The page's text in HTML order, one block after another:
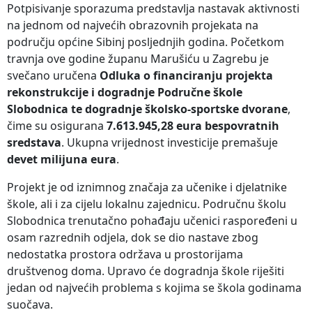
Potpisivanje sporazuma predstavlja nastavak aktivnosti
na jednom od najvećih obrazovnih projekata na
području općine Sibinj posljednjih godina. Početkom
travnja ove godine županu Marušiću u Zagrebu je
svečano uručena Odluka o financiranju projekta
rekonstrukcije i dogradnje Područne škole
Slobodnica te dogradnje školsko-sportske dvorane,
čime su osigurana 7.613.945,28 eura bespovratnih
sredstava. Ukupna vrijednost investicije premašuje
devet milijuna eura.
Projekt je od iznimnog značaja za učenike i djelatnike
škole, ali i za cijelu lokalnu zajednicu. Područnu školu
Slobodnica trenutačno pohađaju učenici raspoređeni u
osam razrednih odjela, dok se dio nastave zbog
nedostatka prostora održava u prostorijama
društvenog doma. Upravo će dogradnja škole riješiti
jedan od najvećih problema s kojima se škola godinama
suočava.